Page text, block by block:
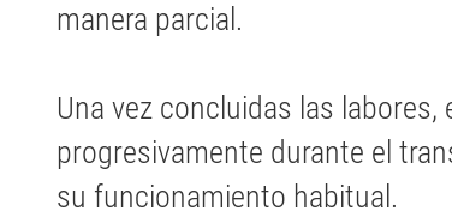
manera parcial.
Una vez concluidas las
progresivamente durante el
su funcionamiento habitual.